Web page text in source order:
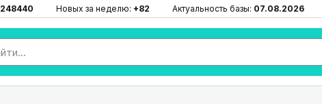
248440 Новых за неделю: +82 Актуальность базы: 07.08.2026